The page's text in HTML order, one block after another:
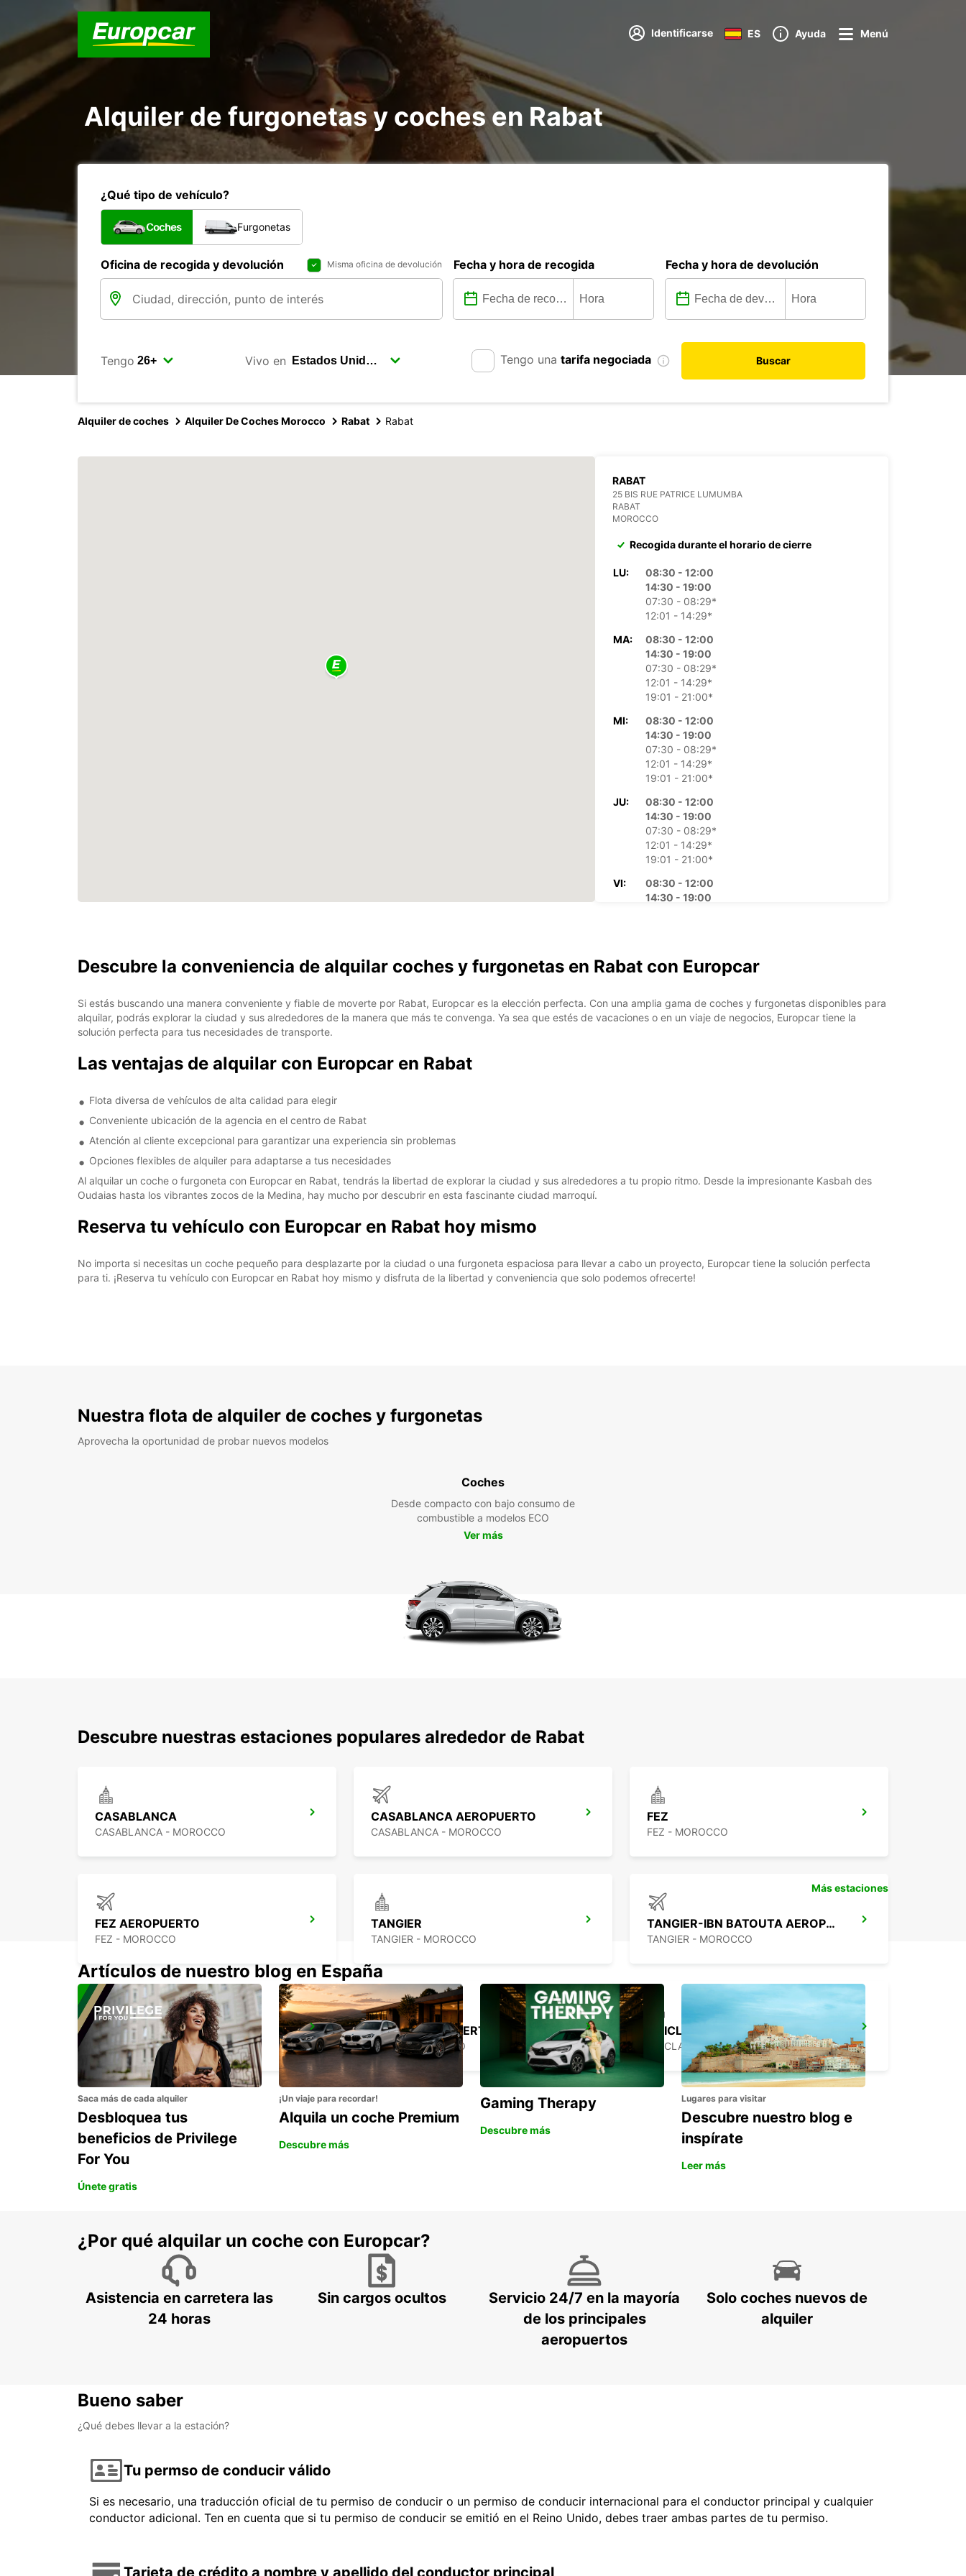
Identificarse ES Ayuda Menú
Alquiler de furgonetas y coches en Rabat
¿Qué tipo de vehículo?
Coches Furgonetas
Oficina de recogida y devolución Misma oficina de devolución Fecha y hora de recogida Fecha y hora de devolución
Tengo Vivo en Tengo una tarifa negociada Buscar
Alquiler de coches Alquiler De Coches Morocco Rabat Rabat
RABAT
25 BIS RUE PATRICE LUMUMBA
RABAT
MOROCCO
Recogida durante el horario de cierre
LU:
08:30 - 12:00
14:30 - 19:00
07:30 - 08:29*
12:01 - 14:29*
MA:
08:30 - 12:00
14:30 - 19:00
07:30 - 08:29*
12:01 - 14:29*
19:01 - 21:00*
MI:
08:30 - 12:00
14:30 - 19:00
07:30 - 08:29*
12:01 - 14:29*
19:01 - 21:00*
JU:
08:30 - 12:00
14:30 - 19:00
07:30 - 08:29*
12:01 - 14:29*
19:01 - 21:00*
VI:
08:30 - 12:00
14:30 - 19:00
SA:
08:30 - 12:00
12:01 - 14:29*
19:01 - 21:00*
Descubre la conveniencia de alquilar coches y furgonetas en Rabat con Europcar
Si estás buscando una manera conveniente y fiable de moverte por Rabat, Europcar es la elección perfecta. Con una amplia gama de coches y furgonetas disponibles para
alquilar, podrás explorar la ciudad y sus alrededores de la manera que más te convenga. Ya sea que estés de vacaciones o en un viaje de negocios, Europcar tiene la
solución perfecta para tus necesidades de transporte.
Las ventajas de alquilar con Europcar en Rabat
Flota diversa de vehículos de alta calidad para elegir
Conveniente ubicación de la agencia en el centro de Rabat
Atención al cliente excepcional para garantizar una experiencia sin problemas
Opciones flexibles de alquiler para adaptarse a tus necesidades
Al alquilar un coche o furgoneta con Europcar en Rabat, tendrás la libertad de explorar la ciudad y sus alrededores a tu propio ritmo. Desde la impresionante Kasbah des
Oudaias hasta los vibrantes zocos de la Medina, hay mucho por descubrir en esta fascinante ciudad marroquí.
Reserva tu vehículo con Europcar en Rabat hoy mismo
No importa si necesitas un coche pequeño para desplazarte por la ciudad o una furgoneta espaciosa para llevar a cabo un proyecto, Europcar tiene la solución perfecta
para ti. ¡Reserva tu vehículo con Europcar en Rabat hoy mismo y disfruta de la libertad y conveniencia que solo podemos ofrecerte!
Nuestra flota de alquiler de coches y furgonetas
Aprovecha la oportunidad de probar nuevos modelos
Coches
Desde compacto con bajo consumo de
combustible a modelos ECO
Ver más
Descubre nuestras estaciones populares alrededor de Rabat
CASABLANCA
CASABLANCA - MOROCCO
CASABLANCA AEROPUERTO
CASABLANCA - MOROCCO
FEZ
FEZ - MOROCCO
FEZ AEROPUERTO
FEZ - MOROCCO
TANGIER
TANGIER - MOROCCO
TANGIER-IBN BATOUTA AEROPUERTO
TANGIER - MOROCCO
CONIL
CONIL DE LA FRONTERA - SPAIN
RABAT AEROPUERTO
RABAT - MOROCCO
CHICLANA
CHICLANA DE LA FRONTERA - SPAIN
Más estaciones
Artículos de nuestro blog en España
Saca más de cada alquiler
Desbloquea tus
beneficios de Privilege
For You
Únete gratis
¡Un viaje para recordar!
Alquila un coche Premium
Descubre más
Gaming Therapy
Descubre más
Lugares para visitar
Descubre nuestro blog e
inspírate
Leer más
¿Por qué alquilar un coche con Europcar?
Asistencia en carretera las
24 horas
Sin cargos ocultos
Servicio 24/7 en la mayoría
de los principales
aeropuertos
Solo coches nuevos de
alquiler
Bueno saber
¿Qué debes llevar a la estación?
Tu permso de conducir válido
Si es necesario, una traducción oficial de tu permiso de conducir o un permiso de conducir internacional para el conductor principal y cualquier
conductor adicional. Ten en cuenta que si tu permiso de conducir se emitió en el Reino Unido, debes traer ambas partes de tu permiso.
Tarjeta de crédito a nombre y apellido del conductor principal